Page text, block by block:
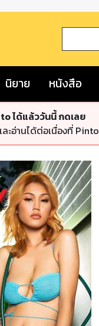
นิยาย หนังสือ
ได้แล้ววันนี้ กดเลย
ะอ่านได้ต่อเนื่องที่ Pinto